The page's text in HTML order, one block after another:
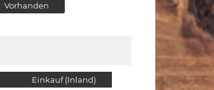
Vorhanden
Einkauf (Inland)